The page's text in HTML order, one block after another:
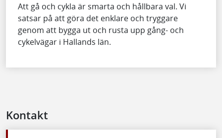
Att gå och cykla är smarta och hållbara val. Vi
satsar på att göra det enklare och tryggare
genom att bygga ut och rusta upp gång- och
cykelvägar i Hallands län.
Kontakt